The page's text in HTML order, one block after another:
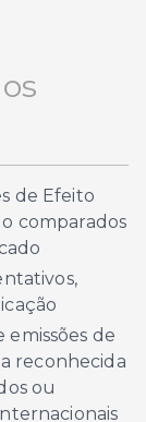
de Efeito
comparados
de
reconhecida
ou